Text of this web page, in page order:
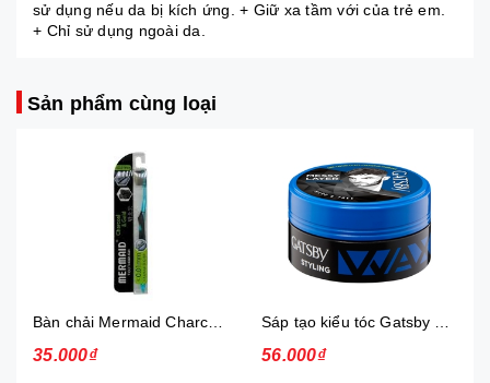
sử dụng nếu da bị kích ứng. + Giữ xa tầm với của trẻ em.
+ Chỉ sử dụng ngoài da.
Sản phẩm cùng loại
35.000₫ 56.000₫